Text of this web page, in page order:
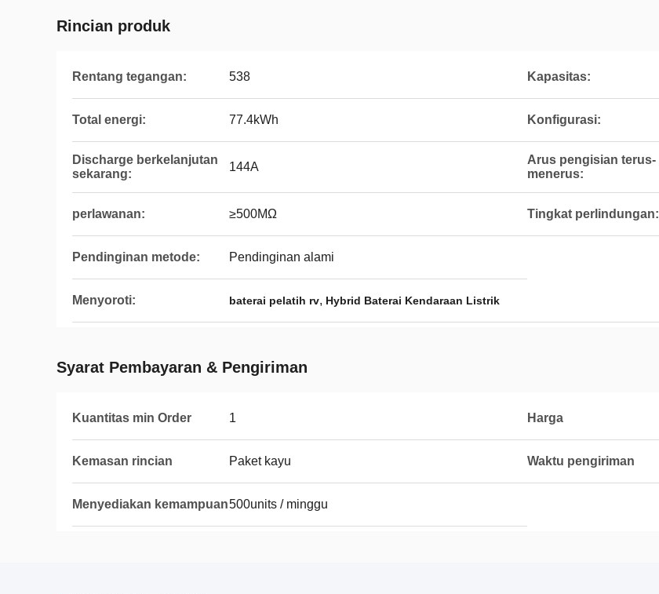
Rincian produk
Rentang tegangan: 538 Kapasitas:
Total energi: 77.4kWh Konfigurasi:
Discharge berkelanjutan
sekarang:
144A
Arus pengisian terus-
menerus:
perlawanan: ≥500MΩ Tingkat perlindungan:
Pendinginan metode: Pendinginan alami
Menyoroti: baterai pelatih rv, Hybrid Baterai Kendaraan Listrik
Syarat Pembayaran & Pengiriman
Kuantitas min Order 1 Harga
Kemasan rincian Paket kayu Waktu pengiriman
Menyediakan kemampuan500units / minggu